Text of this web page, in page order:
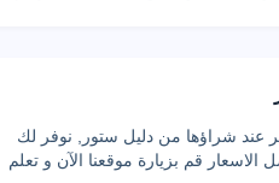
شراؤها من دليل ستور, نوفر لك
قم بزيارة موقعنا الآن و تعلم